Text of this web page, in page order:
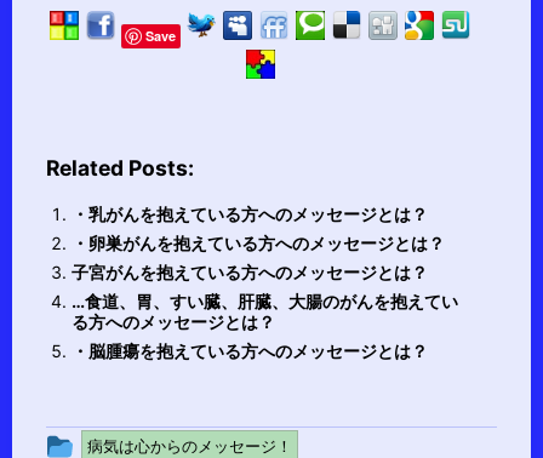
Save
Related Posts:
・乳がんを抱えている方へのメッセージとは？
・卵巣がんを抱えている方へのメッセージとは？
子宮がんを抱えている方へのメッセージとは？
…食道、胃、すい臓、肝臓、大腸のがんを抱えてい
る方へのメッセージとは？
・脳腫瘍を抱えている方へのメッセージとは？
投
病気は心からのメッセージ！